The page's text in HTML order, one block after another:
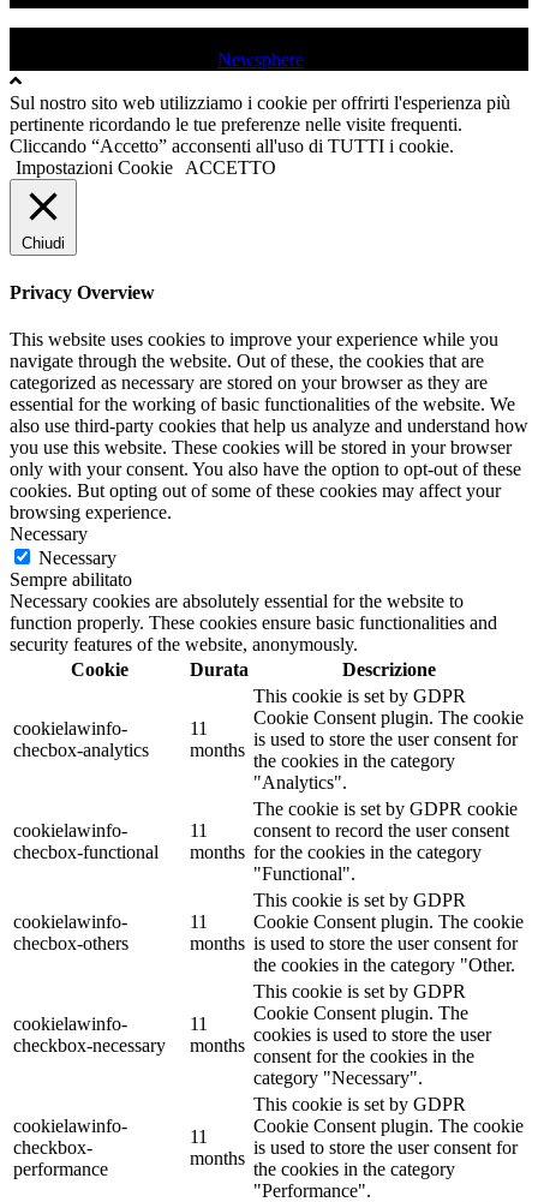
Newsphere
Sul nostro sito web utilizziamo i cookie per offrirti l'esperienza più
pertinente ricordando le tue preferenze nelle visite frequenti.
Cliccando “Accetto” acconsenti all'uso di TUTTI i cookie.
Impostazioni Cookie
ACCETTO
Chiudi
Privacy Overview
This website uses cookies to improve your experience while you
navigate through the website. Out of these, the cookies that are
categorized as necessary are stored on your browser as they are
essential for the working of basic functionalities of the website. We
also use third-party cookies that help us analyze and understand how
you use this website. These cookies will be stored in your browser
only with your consent. You also have the option to opt-out of these
cookies. But opting out of some of these cookies may affect your
browsing experience.
Necessary
Necessary
Sempre abilitato
Necessary cookies are absolutely essential for the website to
function properly. These cookies ensure basic functionalities and
security features of the website, anonymously.
Cookie
Durata Descrizione
cookielawinfo-
checbox-analytics
11
months
This cookie is set by GDPR
Cookie Consent plugin. The cookie
is used to store the user consent for
the cookies in the category
"Analytics".
cookielawinfo-
checbox-functional
11
months
The cookie is set by GDPR cookie
consent to record the user consent
for the cookies in the category
"Functional".
cookielawinfo-
checbox-others
11
months
This cookie is set by GDPR
Cookie Consent plugin. The cookie
is used to store the user consent for
the cookies in the category "Other.
cookielawinfo-
checkbox-necessary
11
months
This cookie is set by GDPR
Cookie Consent plugin. The
cookies is used to store the user
consent for the cookies in the
category "Necessary".
cookielawinfo-
checkbox-
performance
11
months
This cookie is set by GDPR
Cookie Consent plugin. The cookie
is used to store the user consent for
the cookies in the category
"Performance".